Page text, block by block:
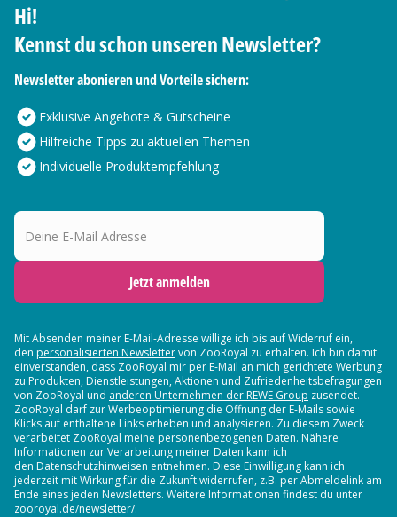
Hi!
Kennst du schon unseren Newsletter?
Newsletter abonieren und Vorteile sichern:
Exklusive Angebote & Gutscheine
Hilfreiche Tipps zu aktuellen Themen
Individuelle Produktempfehlung
Deine E-Mail Adresse
Jetzt anmelden
Mit Absenden meiner E-Mail-Adresse willige ich bis auf Widerruf ein,
den personalisierten Newslettervon ZooRoyal zu erhalten. Ich bin damit
einverstanden, dass ZooRoyal mir per E-Mail an mich gerichtete Werbung
zu Produkten, Dienstleistungen, Aktionen und Zufriedenheitsbefragungen
von ZooRoyal und anderen Unternehmen der REWE Group zusendet.
ZooRoyal darf zur Werbeoptimierung die Öffnung der E-Mails sowie
Klicks auf enthaltene Links erheben und analysieren. Zu diesem Zweck
verarbeitet ZooRoyal meine personenbezogenen Daten. Nähere
Informationen zur Verarbeitung meiner Daten kann ich
den Datenschutzhinweisen entnehmen. Diese Einwilligung kann ich
jederzeit mit Wirkung für die Zukunft widerrufen, z.B. per Abmeldelink am
Ende eines jeden Newsletters. Weitere Informationen findest du unter
zooroyal.de/newsletter/.